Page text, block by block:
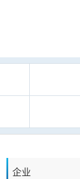
企业